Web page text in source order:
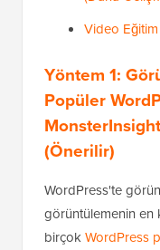
Video Eğitim
Yöntem 1:
Popüler
(Önerilir)
WordPress'te
görüntülemenin en
birçokWordPress